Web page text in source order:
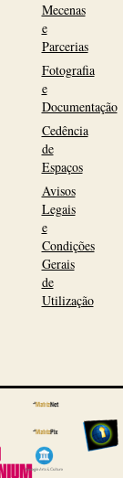
Mecenas
e
Parcerias
Fotografia
e
Documentação
Cedência
de
Espaços
Avisos
Legais
e
Condições
Gerais
de
Utilização